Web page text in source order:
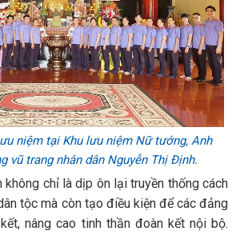
niệm tại Khu lưu niệm Nữ tướng, Anh
vũ trang nhân dân Nguyễn Thị Định.
không chỉ là dịp ôn lại truyền thống cách
tộc mà còn tạo điều kiện để các đảng
nâng cao tinh thần đoàn kết nội bộ.